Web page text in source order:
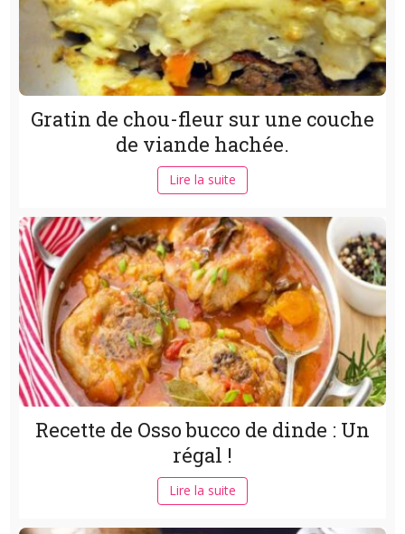
Gratin de chou-fleur sur une couche
de viande hachée.
Lire la suite
Recette de Osso bucco de dinde : Un
régal !
Lire la suite